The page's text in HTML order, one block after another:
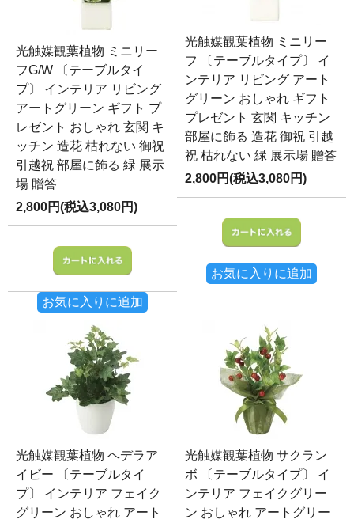
光触媒観葉植物 ミニリー
フG/W 〔テーブルタイ
プ〕 インテリア リビング
アートグリーン ギフト プ
レゼント おしゃれ 玄関 キ
ッチン 造花 枯れない 御祝
引越祝 部屋に飾る 緑 展示
場 贈答
2,800円(税込3,080円)
お気に入りに追加
光触媒観葉植物 ミニリー
フ 〔テーブルタイプ〕 イ
ンテリア リビング アート
グリーン おしゃれ ギフト
プレゼント 玄関 キッチン
部屋に飾る 造花 御祝 引越
祝 枯れない 緑 展示場 贈答
2,800円(税込3,080円)
お気に入りに追加
光触媒観葉植物 ヘデラア
イビー 〔テーブルタイ
プ〕 インテリア フェイク
グリーン おしゃれ アート
光触媒観葉植物 サクラン
ボ 〔テーブルタイプ〕 イ
ンテリア フェイクグリー
ン おしゃれ アートグリー